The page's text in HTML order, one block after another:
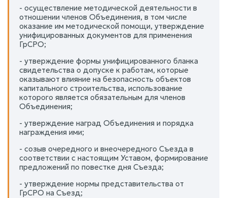
- осуществление методической деятельности в
отношении членов Объединения, в том числе
оказание им методической помощи, утверждение
унифицированных документов для применения
ГрСРО;
- утверждение формы унифицированного бланка
свидетельства о допуске к работам, которые
оказывают влияние на безопасность объектов
капитального строительства, использование
которого является обязательным для членов
Объединения;
- утверждение наград Объединения и порядка
награждения ими;
- созыв очередного и внеочередного Съезда в
соответствии с настоящим Уставом, формирование
предложений по повестке дня Съезда;
- утверждение нормы представительства от
ГрСРО на Съезд;